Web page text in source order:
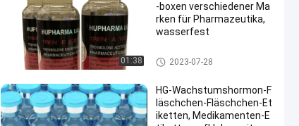
01:38
-boxen verschiedener Ma
rken für Pharmazeutika,
wasserfest
Etiketten der Durchstechflasch
en
2023-07-28
HG-Wachstumshormon-F
läschchen-Fläschchen-Et
iketten, Medikamenten-E